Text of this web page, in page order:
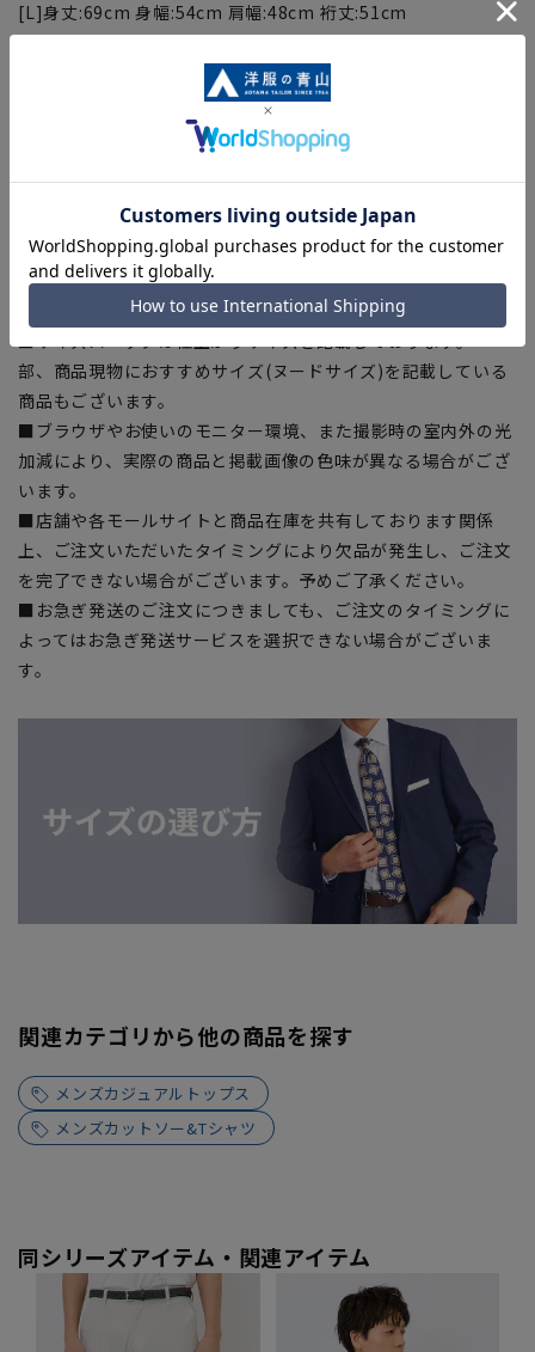
[L]身丈:69cm 身幅:54cm 肩幅:48cm 裄丈:51cm
[LL]身丈:71cm 身幅:57cm 肩幅:51cm 裄丈:53.5cm
[3L]身丈:73cm 身幅:60cm 肩幅:54cm 裄丈:56cm
【商品に関するご注意】
■商品画像はサンプルのため、色味やサイズ等の仕様に変更が
ある場合がございますので、予めご了承ください。
■ゆとり感には個人差があります。サイズ表を確認の上、ご購
入の目安としてご利用ください。
■生地や仕様・デザインにより、着用感や実際のサイズ表に若
干の誤差が生じる場合がございます。予めご了承ください。
部、商品現物におすすめサイズ(ヌードサイズ)を記載している
商品もございます。
■ブラウザやお使いのモニター環境、また撮影時の室内外の光
加減により、実際の商品と掲載画像の色味が異なる場合がござ
います。
■店舗や各モールサイトと商品在庫を共有しております関係
上、ご注文いただいたタイミングにより欠品が発生し、ご注文
を完了できない場合がございます。予めご了承ください。
■お急ぎ発送のご注文につきましても、ご注文のタイミングに
よってはお急ぎ発送サービスを選択できない場合がございま
す。
関連カテゴリから他の商品を探す
メンズカジュアルトップス
メンズカットソー&Tシャツ
同シリーズアイテム・関連アイテム